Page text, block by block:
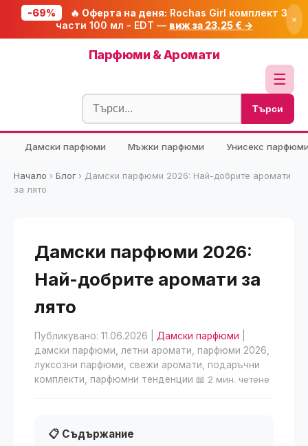
-69% 🔥 Оферта на деня: Rochas Girl комплект 3
части 100 мл - EDT — виж за 23.25 € → ×
Парфюми & Аромати
☰
Блог
🧮 Калкулатори
🔍 Намери продукт
🎁 Подарък
Търси
Дамски парфюми Мъжки парфюми Унисекс
Начало › Блог› Дамски парфюми 2026: Най-добрите аромати
за лято
Дамски парфюми 2026:
Най-добрите аромати за
лято
Публикувано: 11.06.2026 Дамски парфюми
дамски парфюми, летни аромати, парфюми 2026,
луксозни парфюми, свежи аромати, подаръчни
комплекти, парфюмни тенденции 📖 2 мин. четене
📋 Съдържание